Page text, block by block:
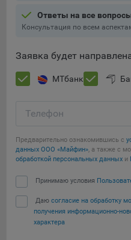
9.3. Файлы cookie
контента. Данные файлы
позволяют Обществу
настройках для того,
9.4. Аналитические файлы
собирают информацию о
использовал сайты, и
улучшения.
Аналитические файлы
сайта Общества посещаются
выявлять трудности,
сайта, а также позволяют
Сохранить
Сохранить
Ответы на все
Консультация по всем
Заявка будет
МТбанк
Телефон
Предварительно ознакомившись с
данных ООО «Майфин», а также с
обработкой персональных данных и
Принимаю условия
Даю согласие на обработку
получения информационно-
характера